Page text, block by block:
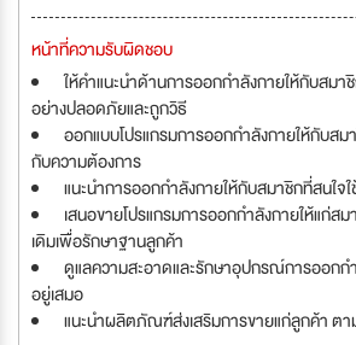
หน้าที่ความรับผิดชอบ
ให้คำแนะนำด้านการออกกำลังกายให้กับสมา
อย่างปลอดภัยและถูกวิธี
ออกแบบโปรแกรมการออกกำลังกายให้กับสม
กับความต้องการ
แนะนำการออกกำลังกายให้กับสมาชิกที่สนใจ
เสนอขายโปรแกรมการออกกำลังกายให้แก่ส
เดิมเพื่อรักษาฐานลูกค้า
ดูแลความสะอาดและรักษาอุปกรณ์การออกก
อยู่เสมอ
แนะนำผลิตภัณฑ์ส่งเสริมการขายแก่ลูกค้า ต